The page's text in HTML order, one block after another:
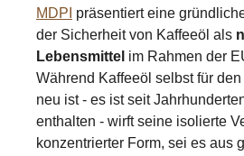
MDPI präsentiert eine
der Sicherheit von Kaffeeöl als
Lebensmittel im Rahmen der
Während Kaffeeöl selbst für
neu ist - es ist seit
enthalten - wirft seine isolierte
konzentrierter Form, sei es aus